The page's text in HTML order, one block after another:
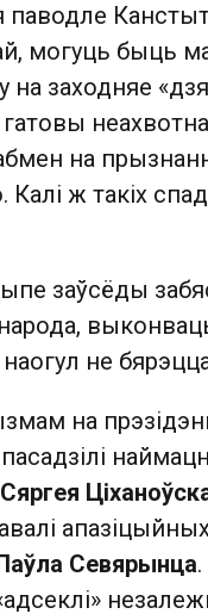
паводле
могуць быць
на заходняе
на
ж такіх
заўсёды
не бярэцца
на
Сяргея
Севярынца.